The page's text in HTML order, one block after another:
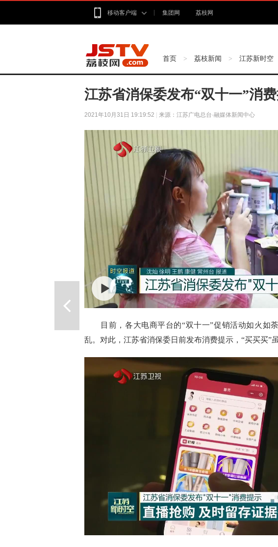
移动客户端 集团网 荔枝网
首页 > 荔枝新闻 > 江苏新时空
江苏省消保委发布“双十一”消
2021年10月31日 19:19:52 来源：江苏广电总台·融媒体新闻中心
目前，各大电商平台的“双十一”促销活动如火如
乱。对此，江苏省消保委日前发布消费提示，“买买买”